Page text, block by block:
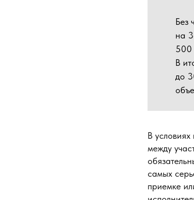
Без
на
500
В
до
В
между
самых
приемке